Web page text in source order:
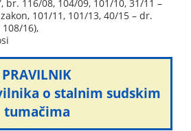
br. 116/08, 104/09, 101/10, 31/11 –
101/11, 101/13, 40/15 – dr.
16),
PRAVILNIK
o stalnim sudskim
tumačima